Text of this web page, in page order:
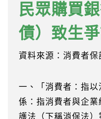
民眾購買
債）致生
資料來源：消費者保
一、「消費者：指
係：指消費者與企
護法（下稱消保法）